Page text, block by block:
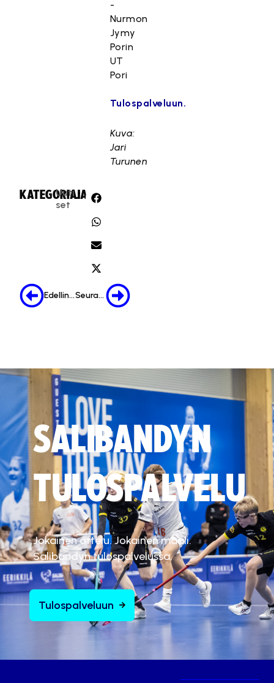
-
Nurmon
Jymy
Porin
UT
Pori
Tulospalveluun.
Kuva:
Jari
Turunen
KATEGORIA:
Uuti
set
JAA:
Edellinen Seuraava
SALIBANDYN
TULOSPALVELU
Jokainen ottelu. Jokainen maali.
Salibandyn tulospalvelussa.
Tulospalveluun